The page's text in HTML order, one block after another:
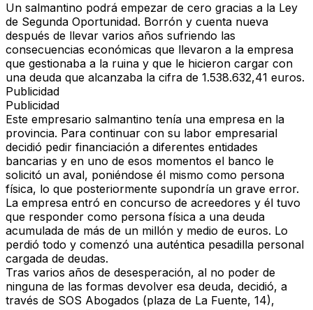
Un salmantino podrá empezar de cero gracias a la Ley
de Segunda Oportunidad. Borrón y cuenta nueva
después de llevar varios años sufriendo las
consecuencias económicas que llevaron a la empresa
que gestionaba a la ruina y que le hicieron cargar con
una deuda que alcanzaba la cifra de 1.538.632,41 euros.
Publicidad
Publicidad
Este empresario salmantino tenía una empresa en la
provincia. Para continuar con su labor empresarial
decidió pedir financiación a diferentes entidades
bancarias y en uno de esos momentos el banco le
solicitó un aval, poniéndose él mismo como persona
física, lo que posteriormente supondría un grave error.
La empresa entró en concurso de acreedores y él tuvo
que responder como persona física a una deuda
acumulada de más de un millón y medio de euros. Lo
perdió todo y comenzó una auténtica pesadilla personal
cargada de deudas.
Tras varios años de desesperación, al no poder de
ninguna de las formas devolver esa deuda, decidió, a
través de SOS Abogados (plaza de La Fuente, 14),